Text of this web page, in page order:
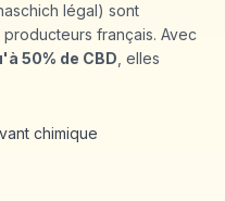
légal) sont
français. Avec
50% de CBD , elles
chimique